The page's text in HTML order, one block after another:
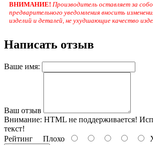
ВНИМАНИЕ! Производитель оставляет за
предварительного уведомления вносить
изделий и деталей, не ухудшающие качество
Написать отзыв
Ваше имя:
Ваш отзыв
Внимание: HTML не поддерживается!
текст!
Рейтинг Плохо